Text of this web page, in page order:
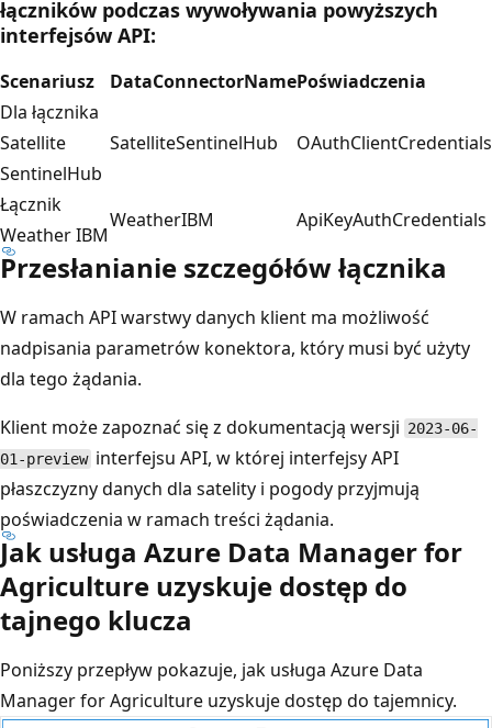
łączników podczas wywoływania powyższych
interfejsów API:
Scenariusz DataConnectorNamePoświadczenia
Dla łącznika
Satellite
SentinelHub
SatelliteSentinelHub OAuthClientCredentials
Łącznik
Weather IBM
WeatherIBM ApiKeyAuthCredentials
Przesłanianie szczegółów łącznika
W ramach API warstwy danych klient ma możliwość
nadpisania parametrów konektora, który musi być użyty
dla tego żądania.
Klient może zapoznać się z dokumentacją wersji 2023-06-
01-preview interfejsu API, w której interfejsy API
płaszczyzny danych dla satelity i pogody przyjmują
poświadczenia w ramach treści żądania.
Jak usługa Azure Data Manager for
Agriculture uzyskuje dostęp do
tajnego klucza
Poniższy przepływ pokazuje, jak usługa Azure Data
Manager for Agriculture uzyskuje dostęp do tajemnicy.